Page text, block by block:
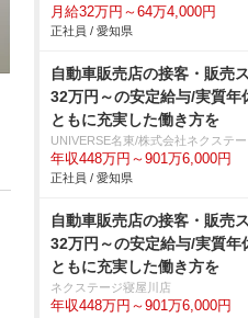
月給32万円～64万4,000円
正社員 / 愛知県
自動車販売店の接客・販売
32万円～の安定給与/実質年
ともに充実した働き方を
UNIVERSE名東/株式会社ネクステー
年収448万円～901万6,000円
正社員 / 愛知県
自動車販売店の接客・販売
32万円～の安定給与/実質年
ともに充実した働き方を
ネクステージ寝屋川店
年収448万円～901万6,000円